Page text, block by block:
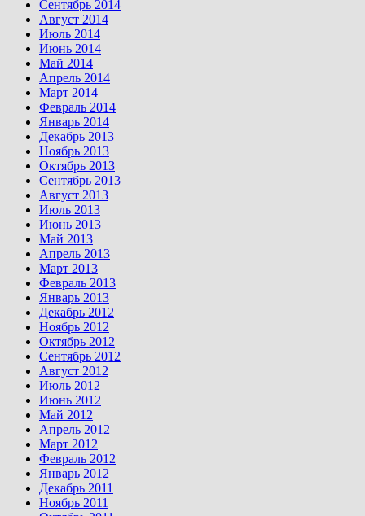
Сентябрь 2014
Август 2014
Июль 2014
Июнь 2014
Май 2014
Апрель 2014
Март 2014
Февраль 2014
Январь 2014
Декабрь 2013
Ноябрь 2013
Октябрь 2013
Сентябрь 2013
Август 2013
Июль 2013
Июнь 2013
Май 2013
Апрель 2013
Март 2013
Февраль 2013
Январь 2013
Декабрь 2012
Ноябрь 2012
Октябрь 2012
Сентябрь 2012
Август 2012
Июль 2012
Июнь 2012
Май 2012
Апрель 2012
Март 2012
Февраль 2012
Январь 2012
Декабрь 2011
Ноябрь 2011